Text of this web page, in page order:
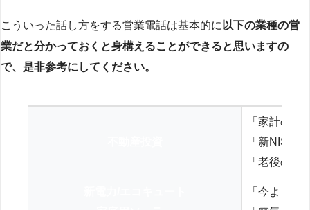
こういった話し方をする営業電話は基本的に 以下の業種の営
業だと分かっておくと身構えることができると思いますの
で、是非参考にしてください。
「家計の見
「新NISA
「老後の
「今より